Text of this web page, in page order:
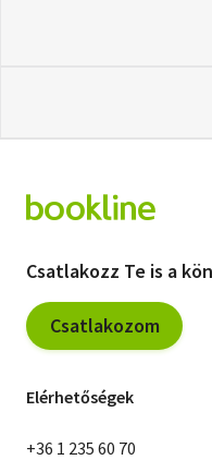
Csatlakozz Te is a
Csatlakozom
Elérhetőségek
+36 1 235 60 70